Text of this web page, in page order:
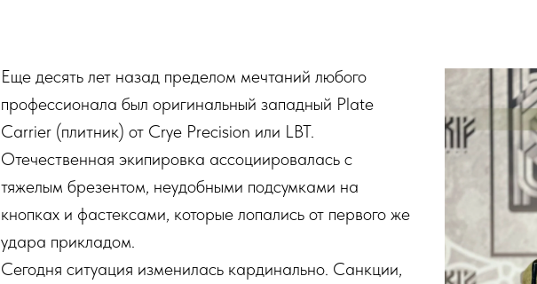
Еще десять лет назад пределом мечтаний любого
профессионала был оригинальный западный Plate
Carrier (плитник) от Crye Precision или LBT.
Отечественная экипировка ассоциировалась с
тяжелым брезентом, неудобными подсумками на
кнопках и фастексами, которые лопались от первого же
удара прикладом.
Сегодня ситуация изменилась кардинально. Санкции,